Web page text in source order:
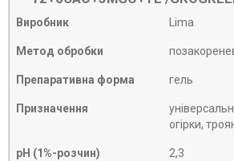
Виробник Lima
Метод обробки
Препаративна форма гель
Призначення
огірки,
рН (1%-розчин) 2,3